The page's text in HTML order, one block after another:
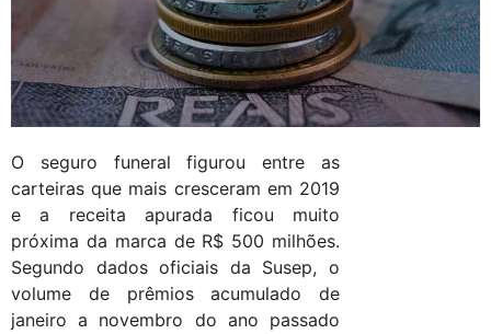
O seguro funeral figurou entre as
carteiras que mais cresceram em 2019
e a receita apurada ficou muito
próxima da marca de R$ 500 milhões.
Segundo dados oficiais da Susep, o
volume de prêmios acumulado de
janeiro a novembro do ano passado